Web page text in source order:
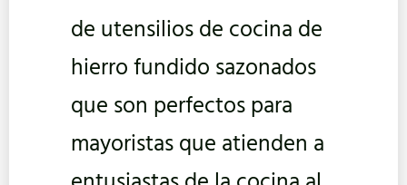
de utensilios de cocina de
hierro fundido sazonados
que son perfectos para
mayoristas que atienden a